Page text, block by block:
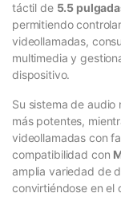
táctil de 5.5
permitiendo
videollamadas,
multimedia y
dispositivo.
Su sistema de
más potentes,
videollamadas con
compatibilidad con
amplia variedad de
convirtiéndose en el